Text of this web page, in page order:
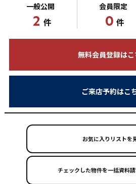
一般公開
2 件
会員限定
0 件
無料会員登録はこ
ご来店予約はこ
お気に入りリストを